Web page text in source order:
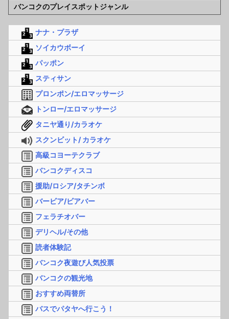
バンコクのプレイスポットジャンル
ナナ・プラザ
ソイカウボーイ
パッポン
スティサン
プロンポン/エロマッサージ
トンロー/エロマッサージ
タニヤ通り/カラオケ
スクンビット/ カラオケ
高級コヨーテクラブ
バンコクディスコ
援助/ロシア/タチンボ
バービア/ビアバー
フェラチオバー
デリヘル/その他
読者体験記
バンコク夜遊び人気投票
バンコクの観光地
おすすめ両替所
バスでパタヤへ行こう！